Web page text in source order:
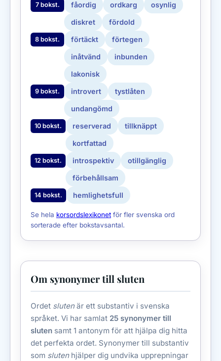
7 bokst. fåordig ordkarg osynlig
diskret fördold
8 bokst. förtäckt förtegen
inåtvänd inbunden
lakonisk
9 bokst. introvert tystlåten
undangömd
10 bokst. reserverad tillknäppt
kortfattad
12 bokst. introspektiv otillgänglig
förbehållsam
14 bokst. hemlighetsfull
Se hela korsordslexikonet för fler svenska ord
sorterade efter bokstavsantal.
Om synonymer till sluten
Ordet slutenär ett substantiv i svenska
språket. Vi har samlat 25 synonymer till
sluten samt 1 antonym för att hjälpa dig hitta
det perfekta ordet. Synonymer till substantiv
som slutenhjälper dig undvika upprepningar